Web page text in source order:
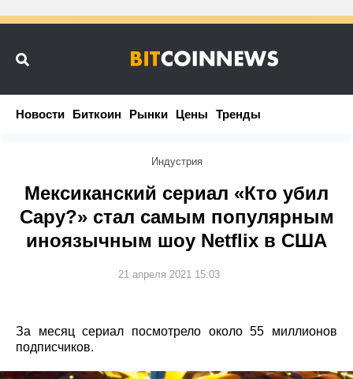
Новости Биткоин Рынки Цены Тренды
Новости Биткоин Рынки Цены Тренды
Индустрия
Мексиканский сериал «Кто убил
Сару?» стал самым популярным
иноязычным шоу Netflix в США
21 апреля 2021 15:03
За месяц сериал посмотрело около 55 миллионов
подписчиков.